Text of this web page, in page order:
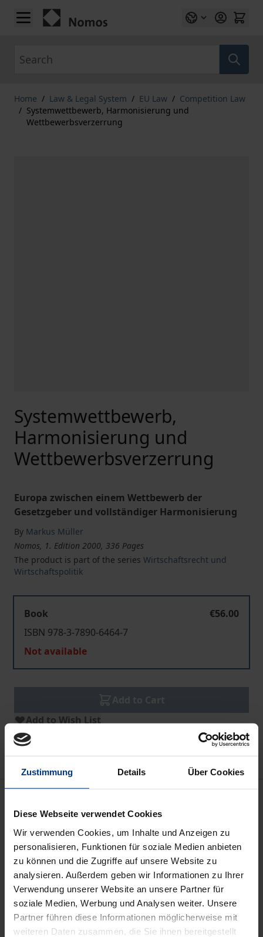
Zustimmung Details Über Cookies
Diese Webseite verwendet Cookies
Wir verwenden Cookies, um Inhalte und Anzeigen zu
personalisieren, Funktionen für soziale Medien anbieten
zu können und die Zugriffe auf unsere Website zu
analysieren. Außerdem geben wir Informationen zu Ihrer
Verwendung unserer Website an unsere Partner für
soziale Medien, Werbung und Analysen weiter. Unsere
Partner führen diese Informationen möglicherweise mit
weiteren Daten zusammen, die Sie ihnen bereitgestellt
Skip to Content
Home / Law & Legal System / EU Law / Competition Law
/ Systemwettbewerb, Harmonisierung und
Wettbewerbsverzerrung
Systemwettbewerb,
Harmonisierung und
Wettbewerbsverzerrung
Europa zwischen einem Wettbewerb der
Gesetzgeber und vollständiger Harmonisierung
By Markus Müller
Nomos, 1. Edition 2000, 336 Pages
The product is part of the series Wirtschaftsrecht und
Wirtschaftspolitik
Book
€56.00
ISBN 978-3-7890-6464-7
Not available
Add to Cart
Add to Wish List
Delivery cost notice
Systemwettbewerb ist Gegenstand einer aktuellen
kontroversen Debatte. Manche fürchten eine
Erosion der Kapitalsteuern im Standortwettbewerb
der Staaten und soziale Ungerechtigkeiten. Andere
hoffen auf eine Eindämmung der ausufernden
Sozialstaates und empfehlen den
Systemwettbewerb als Alternative zur